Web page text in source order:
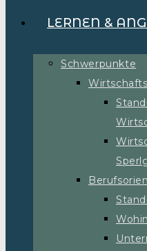
LERNEN &
Schwerpunkte